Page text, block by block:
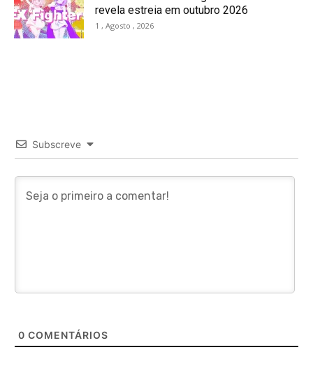
revela estreia em outubro 2026
1 , Agosto , 2026
Subscreve
0 COMENTÁRIOS